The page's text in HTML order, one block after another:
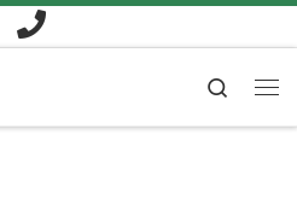
Search